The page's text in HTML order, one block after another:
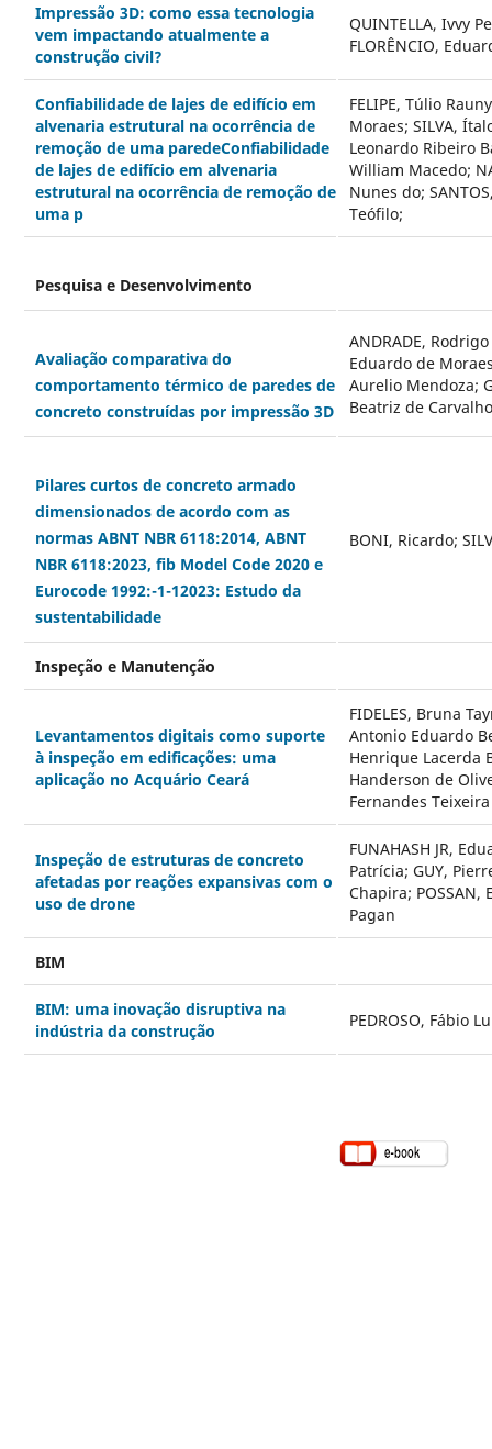
Impressão 3D: como essa tecnologia
vem impactando atualmente a
construção civil?
QUINTELLA, Ivvy
FLORÊNCIO,
Confiabilidade de lajes de edifício em
alvenaria estrutural na ocorrência de
remoção de uma paredeConfiabilidade
de lajes de edifício em alvenaria
estrutural na ocorrência de remoção de
uma p
FELIPE, Túlio
Moraes; SILVA,
Leonardo Ribeiro
William Macedo;
Nunes do;
Teófilo;
Pesquisa e Desenvolvimento
Avaliação comparativa do
comportamento térmico de paredes de
concreto construídas por impressão 3D
ANDRADE,
Eduardo de
Aurelio Mendoza;
Beatriz de Carvalho
Pilares curtos de concreto armado
dimensionados de acordo com as
normas ABNT NBR 6118:2014, ABNT
NBR 6118:2023, fib Model Code 2020 e
Eurocode 1992:-1-12023: Estudo da
sustentabilidade
BONI, Ricardo;
Inspeção e Manutenção
Levantamentos digitais como suporte
à inspeção em edificações: uma
aplicação no Acquário Ceará
FIDELES, Bruna
Antonio Eduardo
Henrique Lacerda
Handerson de
Fernandes Teixeira
Inspeção de estruturas de concreto
afetadas por reações expansivas com o
uso de drone
FUNAHASH JR,
Patrícia; GUY,
Chapira; POSSAN,
Pagan
BIM
BIM: uma inovação disruptiva na
indústria da construção
PEDROSO, Fábio